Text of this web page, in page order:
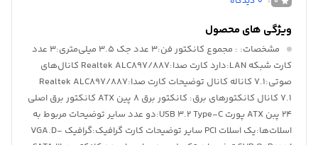
ویژگی های محصول
مشخصات:
: مجموع کانکتور فن:۳ عدد جک 3.5 میلی‌متری:۳ عدد
کارت شبکه LAN:دارد کارت صدا:Realtek ALC۸۹۷/۸۸۷ کانال‌های
صوتی:۷.۱ کاناله کانال توضیحات کارت صدا:Realtek ALC۸۹۷/۸۸۷
۷.۱ کانال کانکتورهای برق: کانکتور برق ۸ پین ATX کانکتور برق اصلی
۲۴ پبن ATX پورت USB 3.2 Type-C:دو عدد سایر توضیحات مربوط به
اسلات‌ها:یک اسلات PCI سایر توضیحات کارت گرافیک:گرافیک VGA.D-